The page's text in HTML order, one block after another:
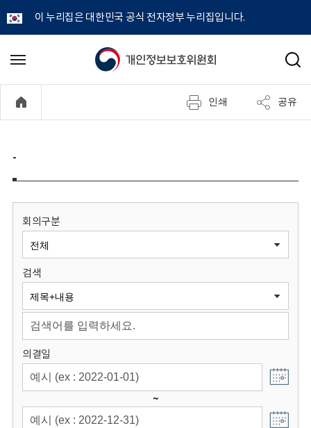
이 누리집은 대한민국 공식 전자정부 누리집입니다.
개
정
보
원
회
메
기
검
인쇄 공유
-
회의구분
검색
의결일
~